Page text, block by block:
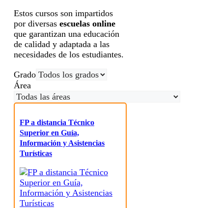
Estos cursos son impartidos
por diversas escuelas online
que garantizan una educación
de calidad y adaptada a las
necesidades de los estudiantes.
Grado
Área
FP a distancia Técnico
Superior en Guía,
Información y Asistencias
Turísticas